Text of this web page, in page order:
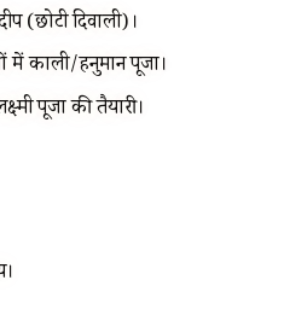
(छोटी दिवाली)।
में काली/हनुमान पूजा।
पूजा की तैयारी।